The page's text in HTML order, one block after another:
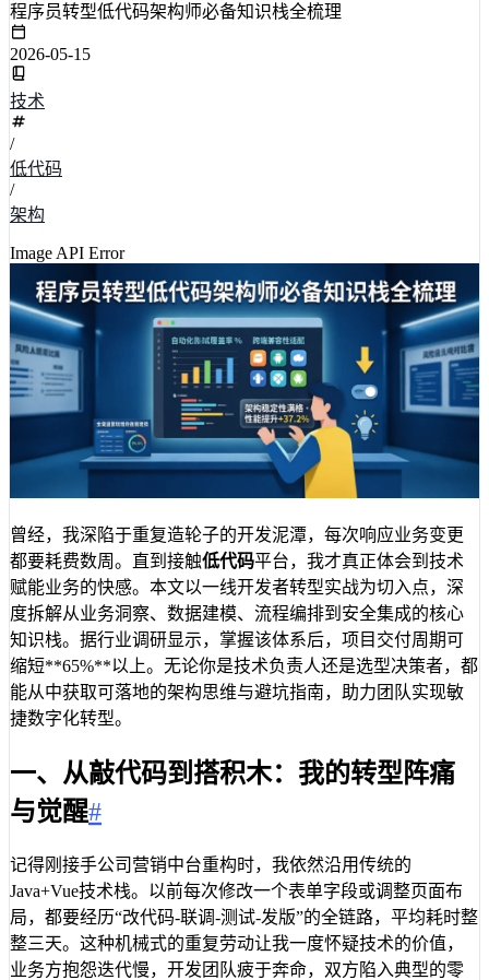
程序员转型低代码架构师必备知识栈全梳理
2026-05-15
技术
/
低代码
/
架构
Image API Error
曾经，我深陷于重复造轮子的开发泥潭，每次响应业务变更
都要耗费数周。直到接触低代码平台，我才真正体会到技术
赋能业务的快感。本文以一线开发者转型实战为切入点，深
度拆解从业务洞察、数据建模、流程编排到安全集成的核心
知识栈。据行业调研显示，掌握该体系后，项目交付周期可
缩短**65%**以上。无论你是技术负责人还是选型决策者，都
能从中获取可落地的架构思维与避坑指南，助力团队实现敏
捷数字化转型。
一、从敲代码到搭积木：我的转型阵痛
与觉醒#
记得刚接手公司营销中台重构时，我依然沿用传统的
Java+Vue技术栈。以前每次修改一个表单字段或调整页面布
局，都要经历“改代码-联调-测试-发版”的全链路，平均耗时整
整三天。这种机械式的重复劳动让我一度怀疑技术的价值，
业务方抱怨迭代慢，开发团队疲于奔命，双方陷入典型的零